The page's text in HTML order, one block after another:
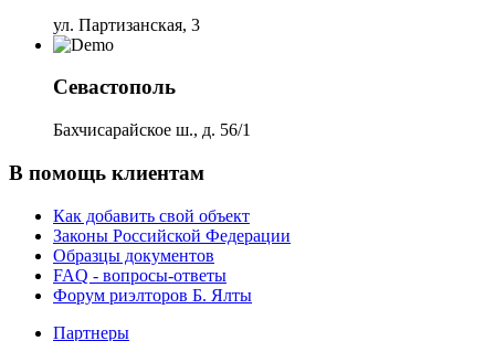
ул. Партизанская, 3
Севастополь
Бахчисарайское ш., д. 56/1
В помощь клиентам
Как добавить свой объект
Законы Российской Федерации
Образцы документов
FAQ - вопросы-ответы
Форум риэлторов Б. Ялты
Партнеры